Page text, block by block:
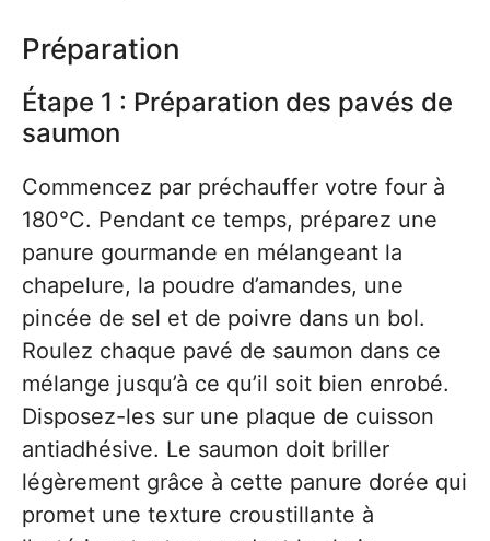
Préparation
Étape 1 : Préparation des pavés de
saumon
Commencez par préchauffer votre four à
180°C. Pendant ce temps, préparez une
panure gourmande en mélangeant la
chapelure, la poudre d’amandes, une
pincée de sel et de poivre dans un bol.
Roulez chaque pavé de saumon dans ce
mélange jusqu’à ce qu’il soit bien enrobé.
Disposez-les sur une plaque de cuisson
antiadhésive. Le saumon doit briller
légèrement grâce à cette panure dorée qui
promet une texture croustillante à